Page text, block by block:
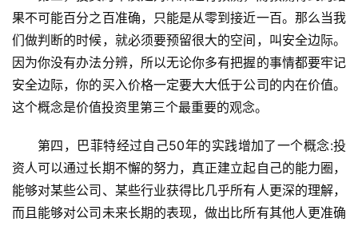
果不可能百分之百准确，只能是从零到接近一百。那么当我
们做判断的时候，就必须要预留很大的空间，叫安全边际。
因为你没有办法分辨，所以无论你多有把握的事情都要牢记
安全边际，你的买入价格一定要大大低于公司的内在价值。
这个概念是价值投资里第三个最重要的观念。
第四，巴菲特经过自己50年的实践增加了一个概念:投
资人可以通过长期不懈的努力，真正建立起自己的能力圈，
能够对某些公司、某些行业获得比几乎所有人更深的理解，
而且能够对公司未来长期的表现，做出比所有其他人更准确